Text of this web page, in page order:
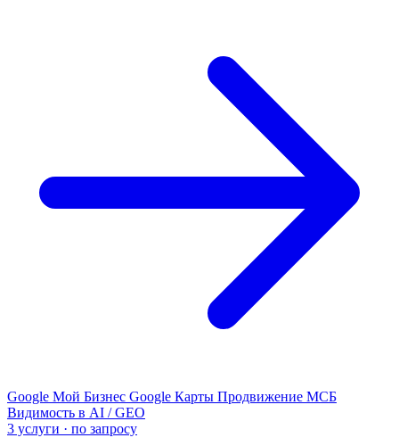
Google Мой Бизнес Google Карты Продвижение МСБ
Видимость в AI / GEO
3 услуги · по запросу